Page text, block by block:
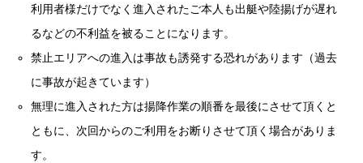
利用者様だけでなく進入されたご本人も出艇や陸揚げが遅れ
るなどの不利益を被ることになります。
禁止エリアへの進入は事故も誘発する恐れがあります（過去
に事故が起きています）
無理に進入された方は揚降作業の順番を最後にさせて頂くと
ともに、次回からのご利用をお断りさせて頂く場合がありま
す。